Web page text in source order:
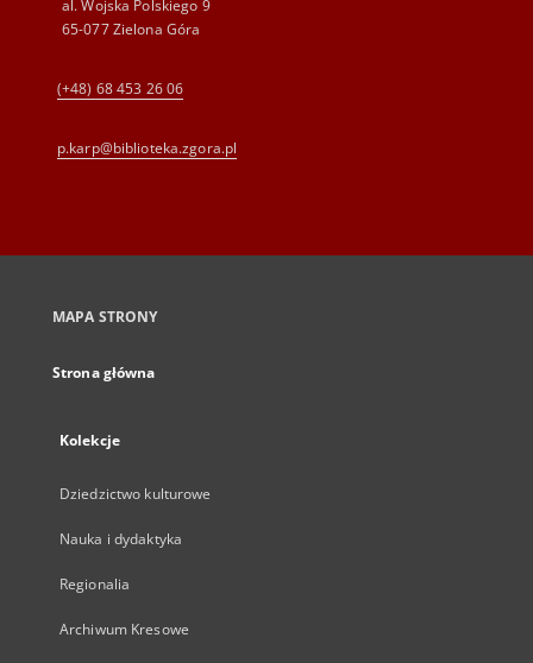
al. Wojska Polskiego 9
65-077 Zielona Góra
(+48) 68 453 26 06
p.karp@biblioteka.zgora.pl
MAPA STRONY
Strona główna
Kolekcje
Dziedzictwo kulturowe
Nauka i dydaktyka
Regionalia
Archiwum Kresowe